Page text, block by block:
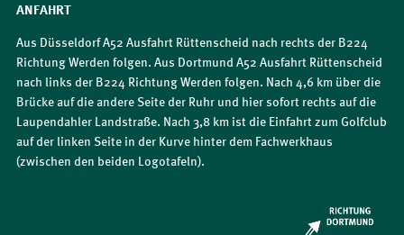
ANFAHRT
Aus Düsseldorf A52 Ausfahrt Rüttenscheid nach rechts der B224
Richtung Werden folgen. Aus Dortmund A52 Ausfahrt Rüttenscheid
nach links der B224 Richtung Werden folgen. Nach 4,6 km über die
Brücke auf die andere Seite der Ruhr und hier sofort rechts auf die
Laupendahler Landstraße. Nach 3,8 km ist die Einfahrt zum Golfclub
auf der linken Seite in der Kurve hinter dem Fachwerkhaus
(zwischen den beiden Logotafeln).